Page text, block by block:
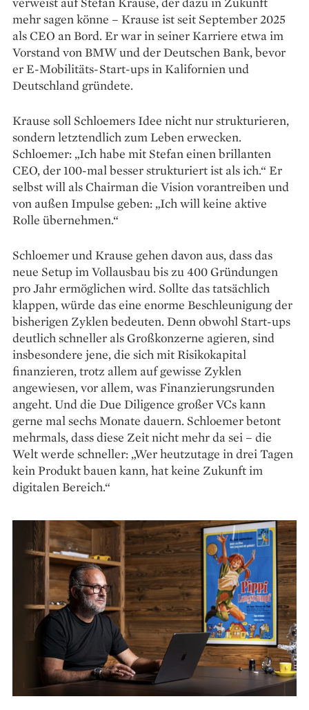
mehr sagen könne – Krause ist seit September 2025
als CEO an Bord. Er war in seiner Karriere etwa im
Vorstand von BMW und der Deutschen Bank, bevor
er E-Mobilitäts-Start-ups in Kalifornien und
Deutschland gründete.
Krause soll Schloemers Idee nicht nur strukturieren,
sondern letztendlich zum Leben erwecken.
Schloemer: „Ich habe mit Stefan einen brillanten
CEO, der 100-mal besser strukturiert ist als ich.“ Er
selbst will als Chairman die Vision vorantreiben und
von außen Impulse geben: „Ich will keine aktive
Rolle übernehmen.“
Schloemer und Krause gehen davon aus, dass das
neue Setup im Vollausbau bis zu 400 Gründungen
pro Jahr ermöglichen wird. Sollte das tatsächlich
klappen, würde das eine enorme Beschleunigung der
bisherigen Zyklen bedeuten. Denn obwohl Start-ups
deutlich schneller als Großkonzerne agieren, sind
ins­besondere jene, die sich mit Risikokapital
finanzieren, trotz allem auf gewisse Zyklen
angewiesen, vor allem, was Finanzierungs­runden
angeht. Und die Due Diligence großer VCs kann
gerne mal sechs Monate dauern. Schloemer betont
mehrmals, dass diese Zeit nicht mehr da sei – die
Welt werde schneller: „Wer heutzutage in drei Tagen
kein Produkt bauen kann, hat keine Zukunft im
digitalen Bereich.“